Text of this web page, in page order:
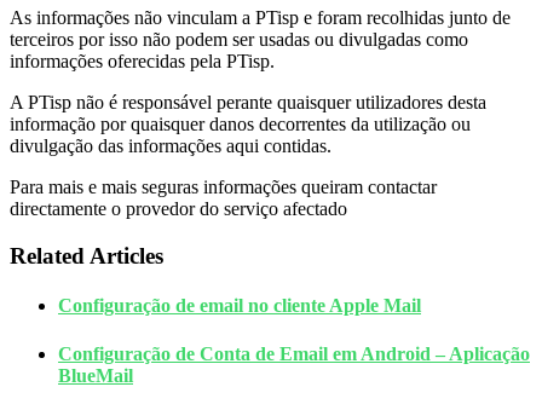
As informações não vinculam a PTisp e foram recolhidas junto de
terceiros por isso não podem ser usadas ou divulgadas como
informações oferecidas pela PTisp.
A PTisp não é responsável perante quaisquer utilizadores desta
informação por quaisquer danos decorrentes da utilização ou
divulgação das informações aqui contidas.
Para mais e mais seguras informações queiram contactar
directamente o provedor do serviço afectado
Related Articles
Configuração de email no cliente Apple Mail
Configuração de Conta de Email em Android – Aplicação
BlueMail